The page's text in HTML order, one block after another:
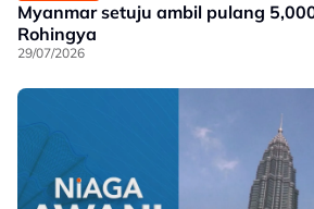
Myanmar setuju ambil pulang
Rohingya
29/07/2026